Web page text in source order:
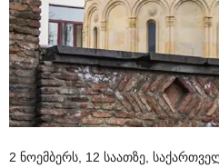
2 ნოემბერს, 12 საათზე,